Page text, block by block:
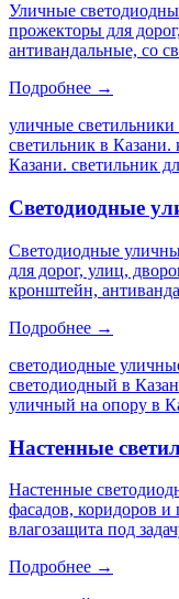
Уличные
прожекторы для
антивандальные, со
Подробнее →
уличные
светильник в
Казани. светильник
Светодиодные
Светодиодные
для дорог, улиц,
кронштейн,
Подробнее →
светодиодные
светодиодный в
уличный на опору в
Настенные
Настенные
фасадов, коридоров и
влагозащита под
Подробнее →